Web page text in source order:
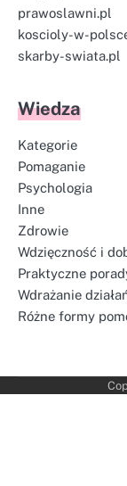
prawoslawni.pl
koscioly-w-
skarby-swiata.pl
Wiedza
Kategorie
Pomaganie
Psychologia
Inne
Zdrowie
Wdzięczność i
Praktyczne
Wdrażanie
Różne formy